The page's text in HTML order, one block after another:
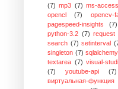
(7) mp3 (7) ms-access
opencl
(7) opencv-
pagespeed-insights
(7)
python-3.2 (7) request
search (7) setinterval
singleton (7) sqlalchemy
textarea (7) visual-
(7)
youtube-api (7)
виртуальная-функция